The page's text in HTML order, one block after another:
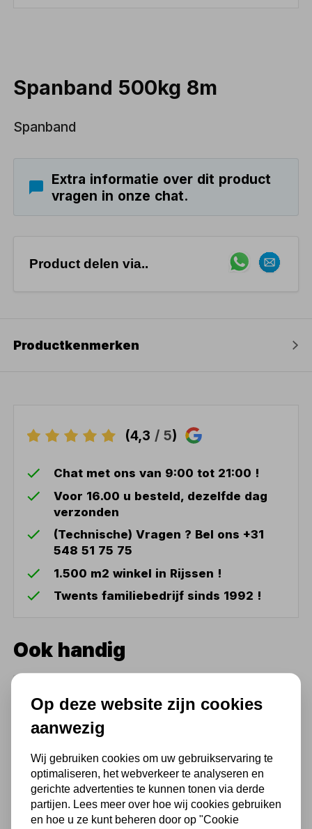
Spanband 500kg 8m
Spanband
Extra informatie over dit product
vragen in onze chat.
Product delen via..
Productkenmerken
(4,3 / 5)
Chat met ons van 9:00 tot 21:00 !
Voor 16.00 u besteld, dezelfde dag
verzonden
(Technische) Vragen ? Bel ons +31
548 51 75 75
1.500 m2 winkel in Rijssen !
Twents familiebedrijf sinds 1992 !
Ook handig
Op deze website zijn cookies
aanwezig
Wij gebruiken cookies om uw gebruikservaring te
optimaliseren, het webverkeer te analyseren en
gerichte advertenties te kunnen tonen via derde
partijen. Lees meer over hoe wij cookies gebruiken
en hoe u ze kunt beheren door op "Cookie